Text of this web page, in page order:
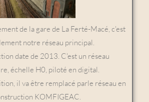
de la gare de La Ferté-Macé, c'est
notre réseau principal.
date de 2013. C'est un réseau
échelle H0, piloté en digital.
il va être remplacé parle réseau en
KOMFIGEAC.